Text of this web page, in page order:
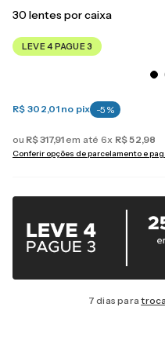
30lentes por caixa
LEVE 4 PAGUE 3
R$ 302,01 no pix -5 %
ou R$317,91 em até 6x R$52,98
Conferir opções de parcelamento e
7 dias para